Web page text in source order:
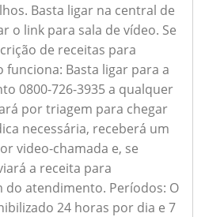
Basta ligar na central de
o link para sala de vídeo. Se
de receitas para
funciona: Basta ligar para a
0800-726-3935 a qualquer
por triagem para chegar
necessária, receberá um
video-chamada e, se
a receita para
do atendimento. Períodos: O
24 horas por dia e 7